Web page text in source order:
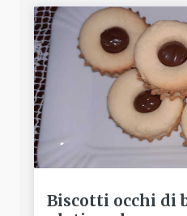
Biscotti occhi di